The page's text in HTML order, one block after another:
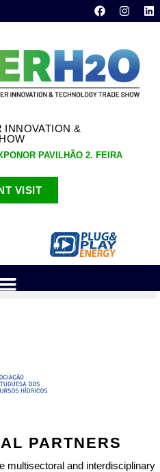
INNOVATION &
PAVILHÃO 2. FEIRA
VISIT
PARTNERS
multisectoral and interdisciplinary